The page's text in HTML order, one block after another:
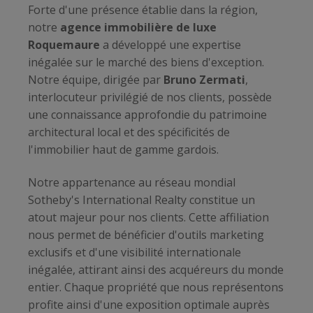
Forte d'une présence établie dans la région,
notre agence immobilière de luxe
Roquemaure a développé une expertise
inégalée sur le marché des biens d'exception.
Notre équipe, dirigée par Bruno Zermati,
interlocuteur privilégié de nos clients, possède
une connaissance approfondie du patrimoine
architectural local et des spécificités de
l'immobilier haut de gamme gardois.
Notre appartenance au réseau mondial
Sotheby's International Realty constitue un
atout majeur pour nos clients. Cette affiliation
nous permet de bénéficier d'outils marketing
exclusifs et d'une visibilité internationale
inégalée, attirant ainsi des acquéreurs du monde
entier. Chaque propriété que nous représentons
profite ainsi d'une exposition optimale auprès